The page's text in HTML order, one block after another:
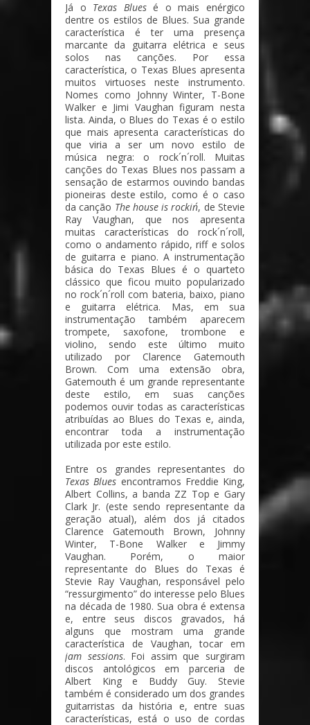
Já o Texas Bluesé o mais enérgico
dentre os estilos de Blues. Sua grande
característica é ter uma presença
marcante da guitarra elétrica e seus
solos nas canções. Por essa
característica, o Texas Blues apresenta
muitos virtuoses neste instrumento.
Nomes como Johnny Winter, T-Bone
Walker e Jimi Vaughan figuram nesta
lista. Ainda, o Blues do Texas é o estilo
que mais apresenta características do
que viria a ser um novo estilo de
música negra: o rock´n´roll. Muitas
canções do Texas Blues nos passam a
sensação de estarmos ouvindo bandas
pioneiras deste estilo, como é o caso
da canção The house is rockin´, de Stevie
Ray Vaughan, que nos apresenta
muitas características do rock´n´roll,
como o andamento rápido, riff e solos
de guitarra e piano. A instrumentação
básica do Texas Blues é o quarteto
clássico que ficou muito popularizado
no rock´n´roll com bateria, baixo, piano
e guitarra elétrica. Mas, em sua
instrumentação também aparecem
trompete, saxofone, trombone e
violino, sendo este último muito
utilizado por Clarence Gatemouth
Brown. Com uma extensão obra,
Gatemouth é um grande representante
deste estilo, em suas canções
podemos ouvir todas as características
atribuídas ao Blues do Texas e, ainda,
encontrar toda a instrumentação
utilizada por este estilo.
Entre os grandes representantes do
Texas Blues encontramos Freddie King,
Albert Collins, a banda ZZ Top e Gary
Clark Jr. (este sendo representante da
geração atual), além dos já citados
Clarence Gatemouth Brown, Johnny
Winter, T-Bone Walker e Jimmy
Vaughan. Porém, o maior
representante do Blues do Texas é
Stevie Ray Vaughan, responsável pelo
“ressurgimento” do interesse pelo Blues
na década de 1980. Sua obra é extensa
e, entre seus discos gravados, há
alguns que mostram uma grande
característica de Vaughan, tocar em
jam sessions. Foi assim que surgiram
discos antológicos em parceria de
Albert King e Buddy Guy. Stevie
também é considerado um dos grandes
guitarristas da história e, entre suas
características, está o uso de cordas